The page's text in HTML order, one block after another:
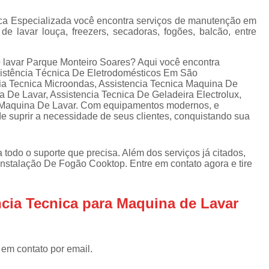
Assistencia Tecnica
Refrigerador Assistencia Tecnica
Assistencia Tecnica Lavadora Secadora
Assistencia Tecnica Maquina Secadora de
Assistencia Tecnica
Assistencia Tecnica Samsung
Assistencia Tecnica Secadora a Gas
Assistancia Tecnica para Fogão
Especializada você encontra serviços de manutenção em
lavar louça, freezers, secadoras, fogões, balcão, entre
Parque Monteiro Soares? Aqui você encontra
Técnica De Eletrodomésticos Em São
Tecnica Microondas, Assistencia Tecnica Maquina De
De Lavar, Assistencia Tecnica De Geladeira Electrolux,
De Lavar. Com equipamentos modernos, e
suprir a necessidade de seus clientes, conquistando sua
o suporte que precisa. Além dos serviços já citados,
De Fogão Cooktop. Entre em contato agora e tire
Tecnica para Maquina de Lavar
contato por email.